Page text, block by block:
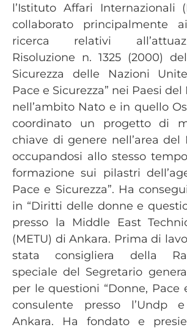
l’Istituto Affari Internazionali
collaborato principalmente
ricerca relativi
Risoluzione n. 1325 (2000)
Sicurezza delle Nazioni
Pace e Sicurezza” nei Paesi
nell’ambito Nato e in quello
coordinato un progetto di
chiave di genere nell’area del
occupandosi allo stesso
formazione sui pilastri
Pace e Sicurezza”. Ha
in “Diritti delle donne e
presso la Middle East
(METU) di Ankara. Prima di
stata consigliera della
speciale del Segretario
per le questioni “Donne, Pace
consulente presso l’Undp
Ankara. Ha fondato e